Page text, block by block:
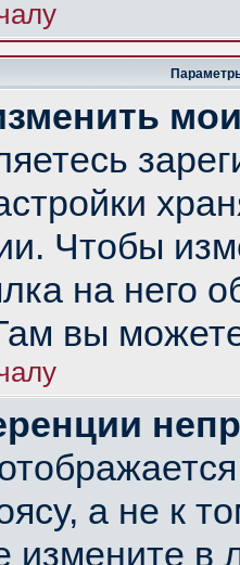
Чтобы
на него
вы
а не к
измените в